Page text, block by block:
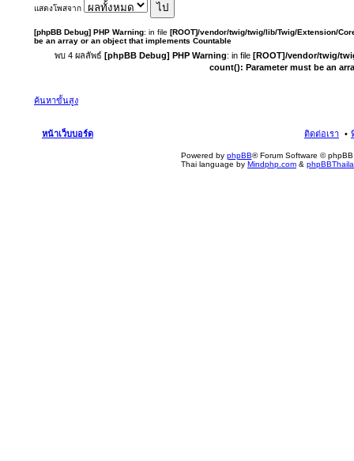
แสดงโพสจาก
[phpBB Debug] PHP Warning: in file [ROOT]/vendor/twig/twig/lib/Twig/Extension/
be an array or an object that implements Countable
พบ 4 ผลลัพธ์ [phpBB Debug] PHP Warning: in file [ROOT]/vendor/twig/
count(): Parameter must be an
ค้นหาขั้นสูง
หน้าเว็บบอร์ด ติดต่อเรา
Powered by phpBB® Forum Software © phpBB
Thai language by Mindphp.com &